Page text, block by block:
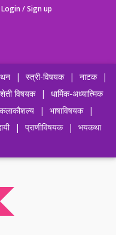
Login / Sign up
| स्त्री-विषयक | नाटक
|
विषयक |
धार्मिक-अध्यात्मिक
कलाकौशल्य | भाषाविषयक
|
| प्राणीविषयक |
भयकथा